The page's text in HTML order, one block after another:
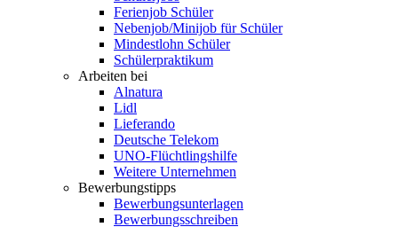
Ferienjob Schüler
Nebenjob/Minijob für Schüler
Mindestlohn Schüler
Schülerpraktikum
Arbeiten bei
Alnatura
Lidl
Lieferando
Deutsche Telekom
UNO-Flüchtlingshilfe
Weitere Unternehmen
Bewerbungstipps
Bewerbungsunterlagen
Bewerbungsschreiben